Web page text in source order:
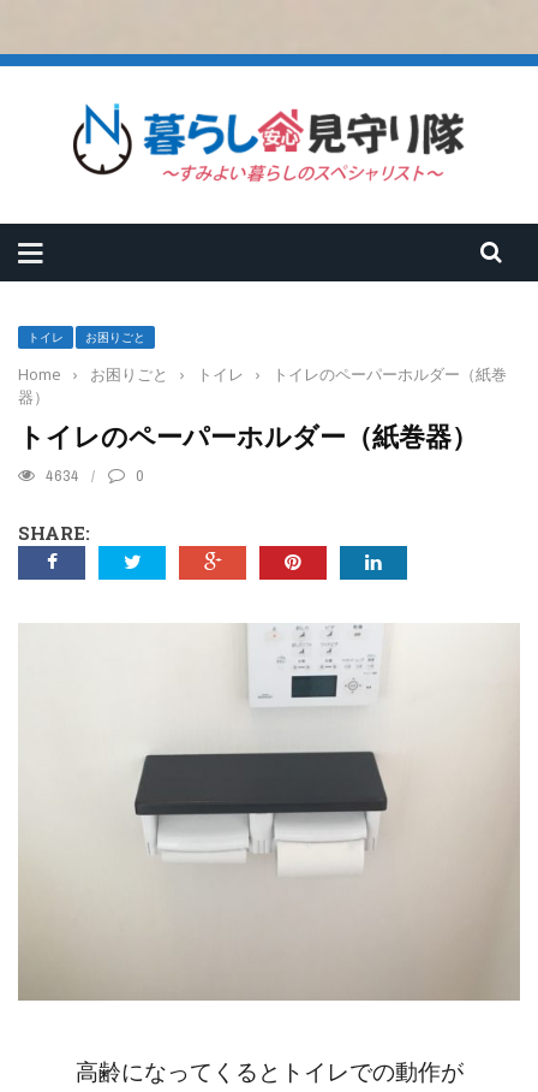
トイレ お困りごと
Home › お困りごと › トイレ ›
トイレのペーパーホルダー（紙巻
器）
トイレのペーパーホルダー（紙巻器）
4634 0
SHARE:
高齢になってくるとトイレでの動作が